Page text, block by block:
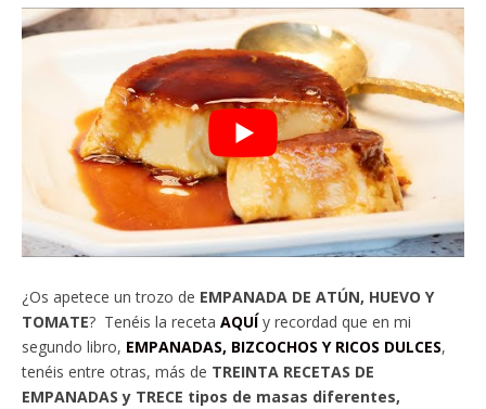
¿Os apetece un trozo de EMPANADA DE ATÚN, HUEVO Y
TOMATE? Tenéis la receta AQUÍy recordad que en mi
segundo libro, EMPANADAS, BIZCOCHOS Y RICOS DULCES,
tenéis entre otras, más de TREINTA RECETAS DE
EMPANADAS y TRECE tipos de masas diferentes,